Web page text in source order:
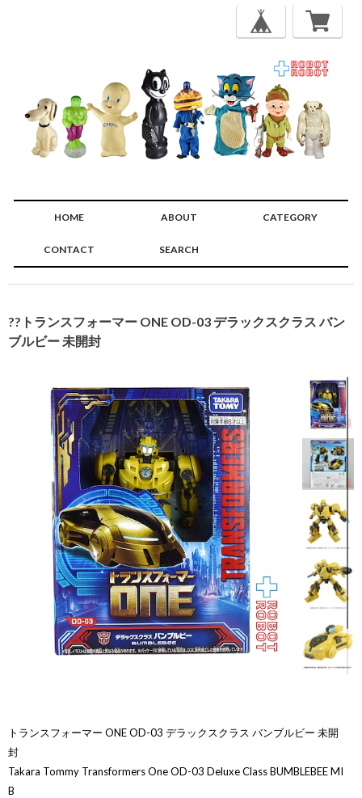
HOME ABOUT CATEGORY
CONTACT SEARCH
??トランスフォーマー ONE OD-03 デラックスクラス バン
ブルビー 未開封
トランスフォーマー ONE OD-03 デラックスクラス バンブルビー 未開
封
Takara Tommy Transformers One OD-03 Deluxe Class BUMBLEBEE MI
B